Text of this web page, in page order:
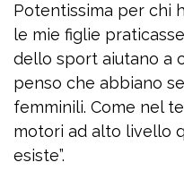
Potentissima per chi
le mie figlie
dello sport aiutano a
penso che abbiano
femminili. Come nel
motori ad alto livello
esiste”.